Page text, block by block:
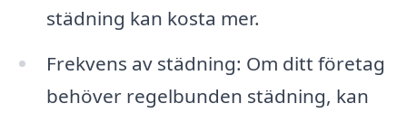
städning kan kosta mer.
Frekvens av städning: Om ditt företag
behöver regelbunden städning, kan